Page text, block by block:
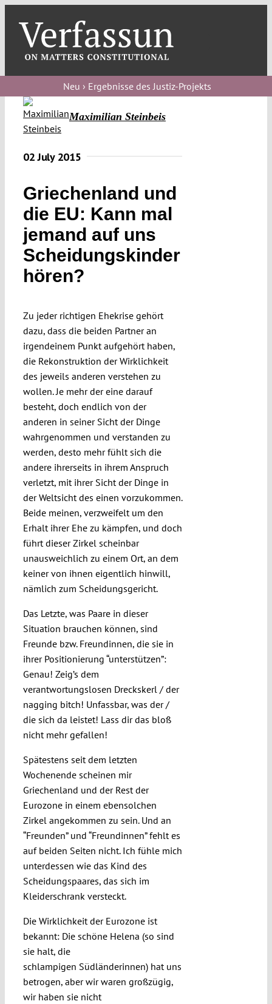
content
blog
Verfassungs
Verfassungs
Verfassungs
editorial
About
Projects
Neu › Ergebnisse des Justiz-Projekts
Maximilian Steinbeis
02 July 2015
Griechenland und
die EU: Kann mal
jemand auf uns
Scheidungskinder
hören?
Zu jeder richtigen Ehekrise gehört
dazu, dass die beiden Partner an
irgendeinem Punkt aufgehört haben,
die Rekonstruktion der Wirklichkeit
des jeweils anderen verstehen zu
wollen. Je mehr der eine darauf
besteht, doch endlich von der
anderen in seiner Sicht der Dinge
wahrgenommen und verstanden zu
werden, desto mehr fühlt sich die
andere ihrerseits in ihrem Anspruch
verletzt, mit ihrer Sicht der Dinge in
der Weltsicht des einen vorzukommen.
Beide meinen, verzweifelt um den
Erhalt ihrer Ehe zu kämpfen, und doch
führt dieser Zirkel scheinbar
unausweichlich zu einem Ort, an dem
keiner von ihnen eigentlich hinwill,
nämlich zum Scheidungsgericht.
Das Letzte, was Paare in dieser
Situation brauchen können, sind
Freunde bzw. Freundinnen, die sie in
ihrer Positionierung “unterstützen”:
Genau! Zeig’s dem
verantwortungslosen Dreckskerl / der
nagging bitch! Unfassbar, was der /
die sich da leistet! Lass dir das bloß
nicht mehr gefallen!
Spätestens seit dem letzten
Wochenende scheinen mir
Griechenland und der Rest der
Eurozone in einem ebensolchen
Zirkel angekommen zu sein. Und an
“Freunden” und “Freundinnen” fehlt es
auf beiden Seiten nicht. Ich fühle mich
unterdessen wie das Kind des
Scheidungspaares, das sich im
Kleiderschrank versteckt.
Die Wirklichkeit der Eurozone ist
bekannt: Die schöne Helena (so sind
sie halt, die
schlampigen Südländerinnen) hat uns
betrogen, aber wir waren großzügig,
wir haben sie nicht